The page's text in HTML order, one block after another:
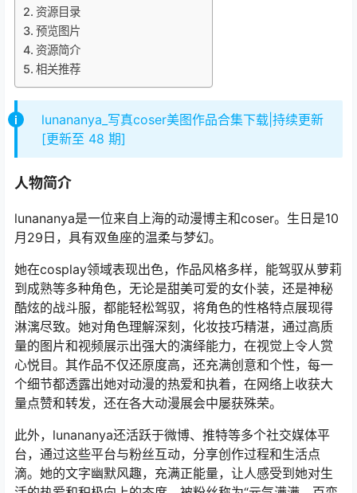
资源目录
预览图片
资源简介
相关推荐
lunananya_写真coser美图作品合集下载|持续更新
[更新至 48 期]
人物简介
lunananya是一位来自上海的动漫博主和coser。生日是10
月29日，具有双鱼座的温柔与梦幻。
她在cosplay领域表现出色，作品风格多样，能驾驭从萝莉
到成熟等多种角色，无论是甜美可爱的女仆装，还是神秘
酷炫的战斗服，都能轻松驾驭，将角色的性格特点展现得
淋漓尽致。她对角色理解深刻，化妆技巧精湛，通过高质
量的图片和视频展示出强大的演绎能力，在视觉上令人赏
心悦目。其作品不仅还原度高，还充满创意和个性，每一
个细节都透露出她对动漫的热爱和执着，在网络上收获大
量点赞和转发，还在各大动漫展会中屡获殊荣。
此外，lunananya还活跃于微博、推特等多个社交媒体平
台，通过这些平台与粉丝互动，分享创作过程和生活点
滴。她的文字幽默风趣，充满正能量，让人感受到她对生